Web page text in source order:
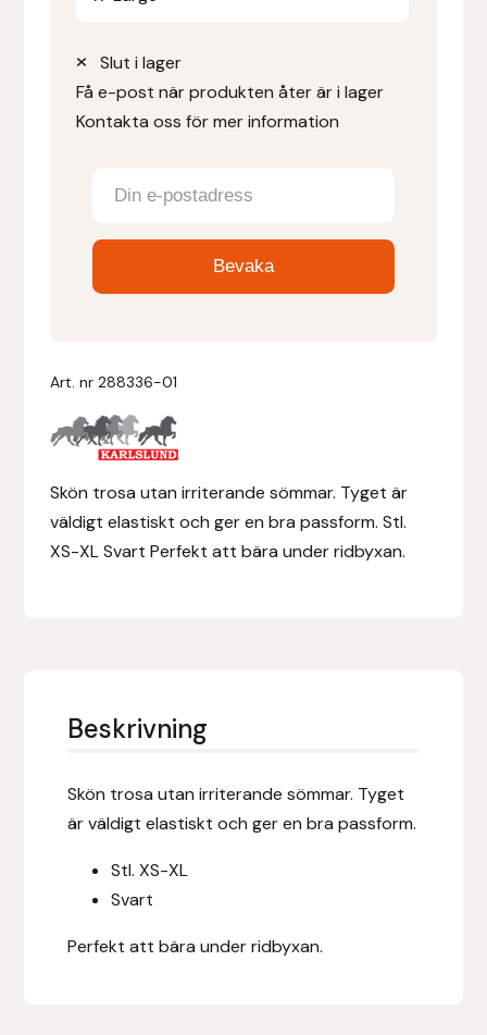
Slut i lager
Få e-post när produkten åter är i lager
Kontakta oss för mer information
Art. nr288336-01
Skön trosa utan irriterande sömmar. Tyget är
väldigt elastiskt och ger en bra passform. Stl.
XS-XL Svart Perfekt att bära under ridbyxan.
Beskrivning
Skön trosa utan irriterande sömmar. Tyget
är väldigt elastiskt och ger en bra passform.
Stl. XS-XL
Svart
Perfekt att bära under ridbyxan.
Denni Design / Bomber Bits
Ekholm Nordic
Ekol
Eldorado
Epona bokförlag
EQUES | KINGSLAND
Eric LeTixerant
Eyjólfur Ísólfsson